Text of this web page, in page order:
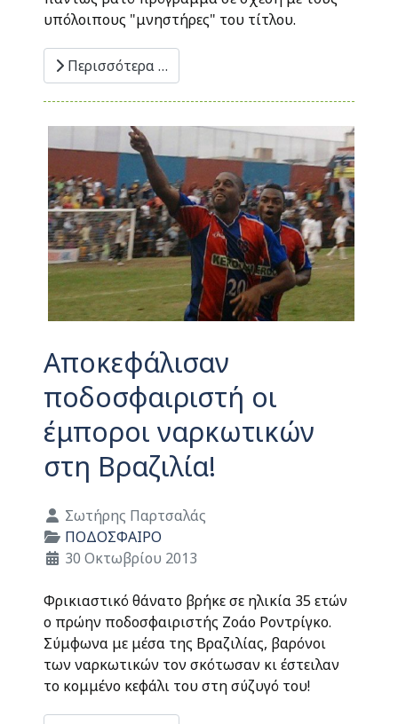
υπόλοιπους "μνηστήρες" του τίτλου.
Περισσότερα …
Αποκεφάλισαν
ποδοσφαιριστή οι
έμποροι ναρκωτικών
στη Βραζιλία!
Λεπτομέρειες
Σωτήρης Παρτσαλάς
ΠΟΔΟΣΦΑΙΡΟ
30 Οκτωβρίου 2013
Φρικιαστικό θάνατο βρήκε σε ηλικία 35 ετών
ο πρώην ποδοσφαιριστής Ζοάο Ροντρίγκο.
Σύμφωνα με μέσα της Βραζιλίας, βαρόνοι
των ναρκωτικών τον σκότωσαν κι έστειλαν
το κομμένο κεφάλι του στη σύζυγό του!